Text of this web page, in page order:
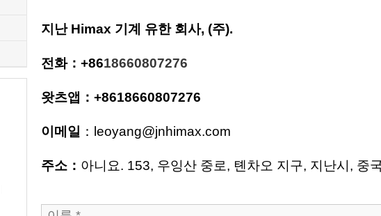
지난 Himax 기계 유한 회사, (주).
전화：+8618660807276
왓츠앱： +8618660807276
이메일 ： leoyang@jnhimax.com
주소： 아니요. 153, 우잉산 중로, 톈차오 지구, 지난시, 중